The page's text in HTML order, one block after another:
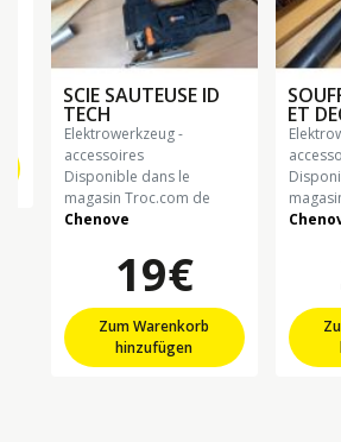
SCIE SAUTEUSE ID
TECH
elektrowerkzeug -
accessoires
Disponible dans le
magasin Troc.com de
Chenove
19€
Zum Warenkorb
hinzufügen
ET
elektrowerkzeug -